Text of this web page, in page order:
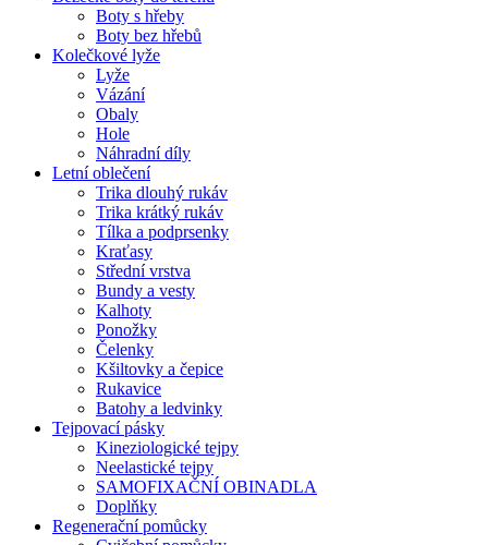
Boty s hřeby
Boty bez hřebů
Kolečkové lyže
Lyže
Vázání
Obaly
Hole
Náhradní díly
Letní oblečení
Trika dlouhý rukáv
Trika krátký rukáv
Tílka a podprsenky
Kraťasy
Střední vrstva
Bundy a vesty
Kalhoty
Ponožky
Čelenky
Kšiltovky a čepice
Rukavice
Batohy a ledvinky
Tejpovací pásky
Kineziologické tejpy
Neelastické tejpy
SAMOFIXAČNÍ OBINADLA
Doplňky
Regenerační pomůcky